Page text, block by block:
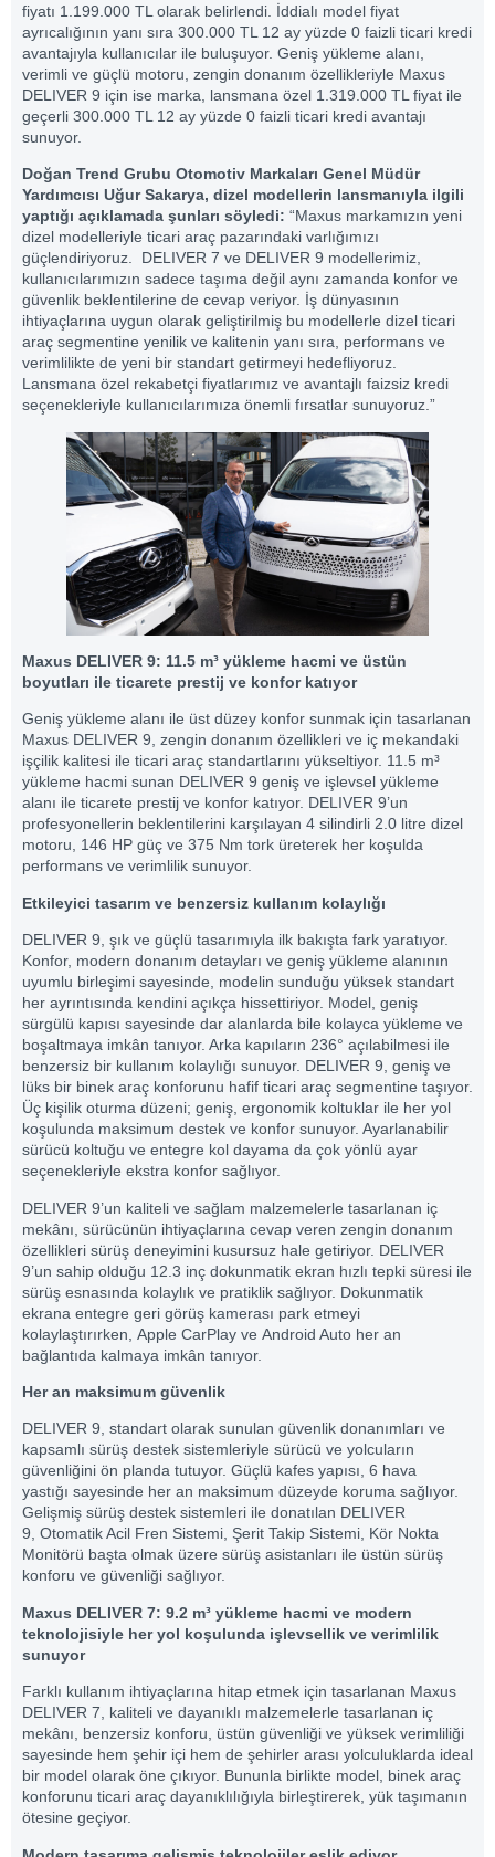
fiyatı 1.199.000 TL olarak belirlendi. İddialı model fiyat
ayrıcalığının yanı sıra 300.000 TL 12 ay yüzde 0 faizli ticari kredi
avantajıyla kullanıcılar ile buluşuyor. Geniş yükleme alanı,
verimli ve güçlü motoru, zengin donanım özellikleriyle Maxus
DELIVER 9 için ise marka, lansmana özel 1.319.000 TL fiyat ile
geçerli 300.000 TL 12 ay yüzde 0 faizli ticari kredi avantajı
sunuyor.
Doğan Trend Grubu Otomotiv Markaları Genel Müdür
Yardımcısı Uğur Sakarya, dizel modellerin lansmanıyla ilgili
yaptığı açıklamada şunları söyledi: “Maxus markamızın yeni
dizel modelleriyle ticari araç pazarındaki varlığımızı
güçlendiriyoruz. DELIVER 7 ve DELIVER 9 modellerimiz,
kullanıcılarımızın sadece taşıma değil aynı zamanda konfor ve
güvenlik beklentilerine de cevap veriyor. İş dünyasının
ihtiyaçlarına uygun olarak geliştirilmiş bu modellerle dizel ticari
araç segmentine yenilik ve kalitenin yanı sıra, performans ve
verimlilikte de yeni bir standart getirmeyi hedefliyoruz.
Lansmana özel rekabetçi fiyatlarımız ve avantajlı faizsiz kredi
seçenekleriyle kullanıcılarımıza önemli fırsatlar sunuyoruz.”
Maxus DELIVER 9: 11.5 m³ yükleme hacmi ve üstün
boyutları ile ticarete prestij ve konfor katıyor
Geniş yükleme alanı ile üst düzey konfor sunmak için tasarlanan
Maxus DELIVER 9, zengin donanım özellikleri ve iç mekandaki
işçilik kalitesi ile ticari araç standartlarını yükseltiyor. 11.5 m³
yükleme hacmi sunan DELIVER 9 geniş ve işlevsel yükleme
alanı ile ticarete prestij ve konfor katıyor. DELIVER 9’un
profesyonellerin beklentilerini karşılayan 4 silindirli 2.0 litre dizel
motoru, 146 HP güç ve 375 Nm tork üreterek her koşulda
performans ve verimlilik sunuyor.
Etkileyici tasarım ve benzersiz kullanım kolaylığı
DELIVER 9, şık ve güçlü tasarımıyla ilk bakışta fark yaratıyor.
Konfor, modern donanım detayları ve geniş yükleme alanının
uyumlu birleşimi sayesinde, modelin sunduğu yüksek standart
her ayrıntısında kendini açıkça hissettiriyor. Model, geniş
sürgülü kapısı sayesinde dar alanlarda bile kolayca yükleme ve
boşaltmaya imkân tanıyor. Arka kapıların 236° açılabilmesi ile
benzersiz bir kullanım kolaylığı sunuyor. DELIVER 9, geniş ve
lüks bir binek araç konforunu hafif ticari araç segmentine taşıyor.
Üç kişilik oturma düzeni; geniş, ergonomik koltuklar ile her yol
koşulunda maksimum destek ve konfor sunuyor. Ayarlanabilir
sürücü koltuğu ve entegre kol dayama da çok yönlü ayar
seçenekleriyle ekstra konfor sağlıyor.
DELIVER 9’un kaliteli ve sağlam malzemelerle tasarlanan iç
mekânı, sürücünün ihtiyaçlarına cevap veren zengin donanım
özellikleri sürüş deneyimini kusursuz hale getiriyor. DELIVER
9’un sahip olduğu 12.3 inç dokunmatik ekran hızlı tepki süresi ile
sürüş esnasında kolaylık ve pratiklik sağlıyor. Dokunmatik
ekrana entegre geri görüş kamerası park etmeyi
kolaylaştırırken, Apple CarPlay ve Android Auto her an
bağlantıda kalmaya imkân tanıyor.
Her an maksimum güvenlik
DELIVER 9, standart olarak sunulan güvenlik donanımları ve
kapsamlı sürüş destek sistemleriyle sürücü ve yolcuların
güvenliğini ön planda tutuyor. Güçlü kafes yapısı, 6 hava
yastığı sayesinde her an maksimum düzeyde koruma sağlıyor.
Gelişmiş sürüş destek sistemleri ile donatılan DELIVER
9, Otomatik Acil Fren Sistemi, Şerit Takip Sistemi, Kör Nokta
Monitörü başta olmak üzere sürüş asistanları ile üstün sürüş
konforu ve güvenliği sağlıyor.
Maxus DELIVER 7: 9.2 m³ yükleme hacmi ve modern
teknolojisiyle her yol koşulunda işlevsellik ve verimlilik
sunuyor
Farklı kullanım ihtiyaçlarına hitap etmek için tasarlanan Maxus
DELIVER 7, kaliteli ve dayanıklı malzemelerle tasarlanan iç
mekânı, benzersiz konforu, üstün güvenliği ve yüksek verimliliği
sayesinde hem şehir içi hem de şehirler arası yolculuklarda ideal
bir model olarak öne çıkıyor. Bununla birlikte model, binek araç
konforunu ticari araç dayanıklılığıyla birleştirerek, yük taşımanın
ötesine geçiyor.